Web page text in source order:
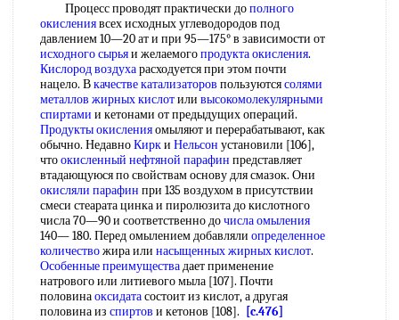
Процесс проводят практически дополного
окислениявсех исходных углеводородов под
давлением 10—20 ат и при 95—175° в зависимости от
исходного сырьяи желаемогопродукта окисления.
Кислород воздухарасходуется при этом почти
нацело. Вкачестве катализаторов пользуютсясолями
металлов жирных кислотили высокомолекулярными
спиртами и кетонами от предыдущих операций.
Продукты окисленияомыляют и перерабатывают, как
обычно. НедавноКирки Нельсон установили [106],
чтоокисленный нефтяной парафин представляет
втадающуюся по свойствам основу для смазок. Они
окисляли парафин при 135 воздухом в присутствии
смеси стеарата цинка и пиролюзита до кислотного
числа 70—90 и соответственно дочисла омыления
140— 180. Перед омылением добавляли определенное
количествожира или насыщенных жирных кислот.
Особенные преимуществадает применение
натрового или литиевого мыла [107]. Почти
половинаоксидатасостоит из кислот, а другая
половина из спиртов и кетонов [108].
[c.476]